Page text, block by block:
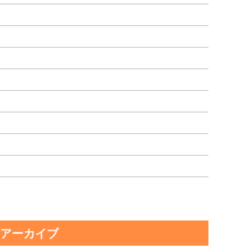
アーカイブ